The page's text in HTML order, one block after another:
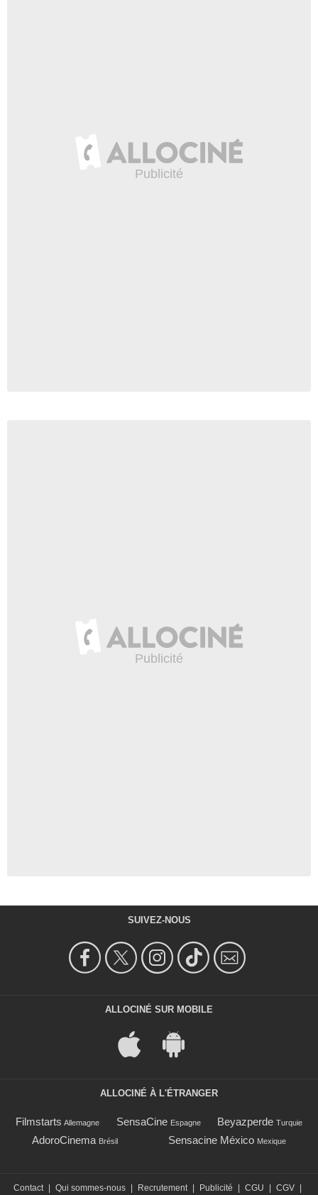
SUIVEZ-NOUS
ALLOCINÉ SUR MOBILE
ALLOCINÉ À L'ÉTRANGER
Filmstarts Allemagne SensaCine Espagne Beyazperde Turquie
AdoroCinema Brésil Sensacine México Mexique
Contact Qui sommes-nous Recrutement Publicité CGU CGV